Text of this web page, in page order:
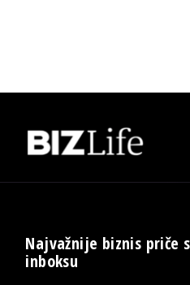
Najvažnije biznis priče
inboksu